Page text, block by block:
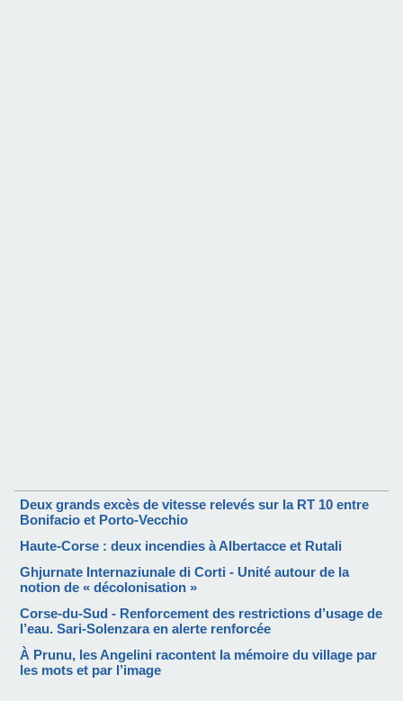
Deux grands excès de vitesse relevés sur la RT 10 entre
Bonifacio et Porto-Vecchio
Haute-Corse : deux incendies à Albertacce et Rutali
Ghjurnate Internaziunale di Corti - Unité autour de la
notion de « décolonisation »
Corse-du-Sud - Renforcement des restrictions d’usage de
l’eau. Sari-Solenzara en alerte renforcée
À Prunu, les Angelini racontent la mémoire du village par
les mots et par l’image